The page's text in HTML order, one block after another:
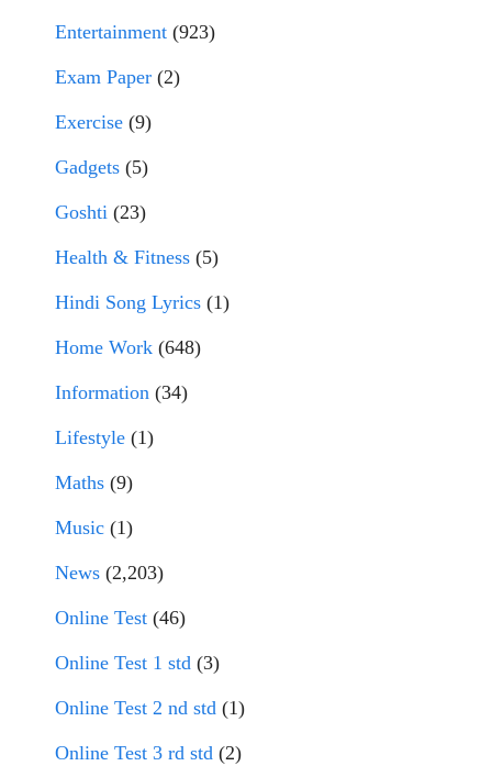
Entertainment (923)
Exam Paper (2)
Exercise (9)
Gadgets (5)
Goshti (23)
Health & Fitness (5)
Hindi Song Lyrics (1)
Home Work (648)
Information (34)
Lifestyle (1)
Maths (9)
Music (1)
News (2,203)
Online Test (46)
Online Test 1 std (3)
Online Test 2 nd std (1)
Online Test 3 rd std (2)